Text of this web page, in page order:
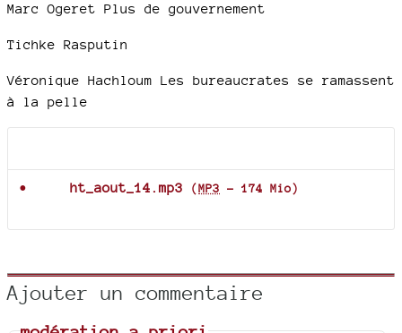
Marc Ogeret Plus de gouvernement
Tichke Rasputin
Véronique Hachloum Les bureaucrates se ramassent
à la pelle
ht_aout_14.mp3 (MP3 - 174 Mio)
Ajouter un commentaire